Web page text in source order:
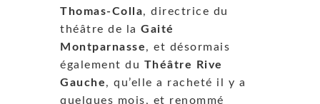
Thomas-Colla, directrice du
théâtre de la Gaité
Montparnasse, et désormais
également du Théâtre Rive
Gauche, qu’elle a racheté il y a
quelques mois, et renommé